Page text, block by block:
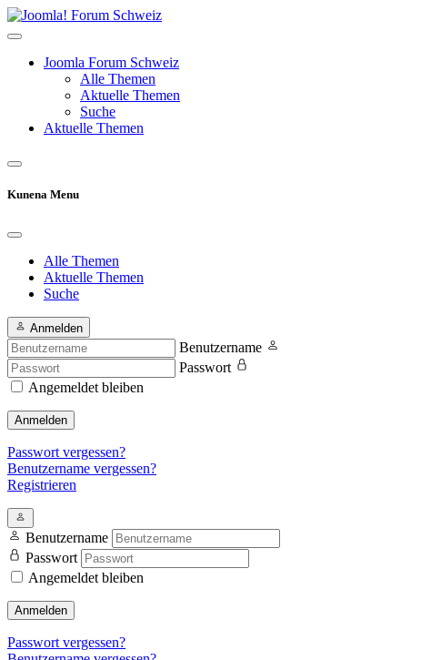
Joomla Forum Schweiz
Alle Themen
Aktuelle Themen
Suche
Aktuelle Themen
Kunena Menu
Alle Themen
Aktuelle Themen
Suche
Anmelden
Benutzername
Passwort
Angemeldet bleiben
Anmelden
Passwort vergessen?
Benutzername vergessen?
Registrieren
Benutzername
Passwort
Angemeldet bleiben
Anmelden
Passwort vergessen?